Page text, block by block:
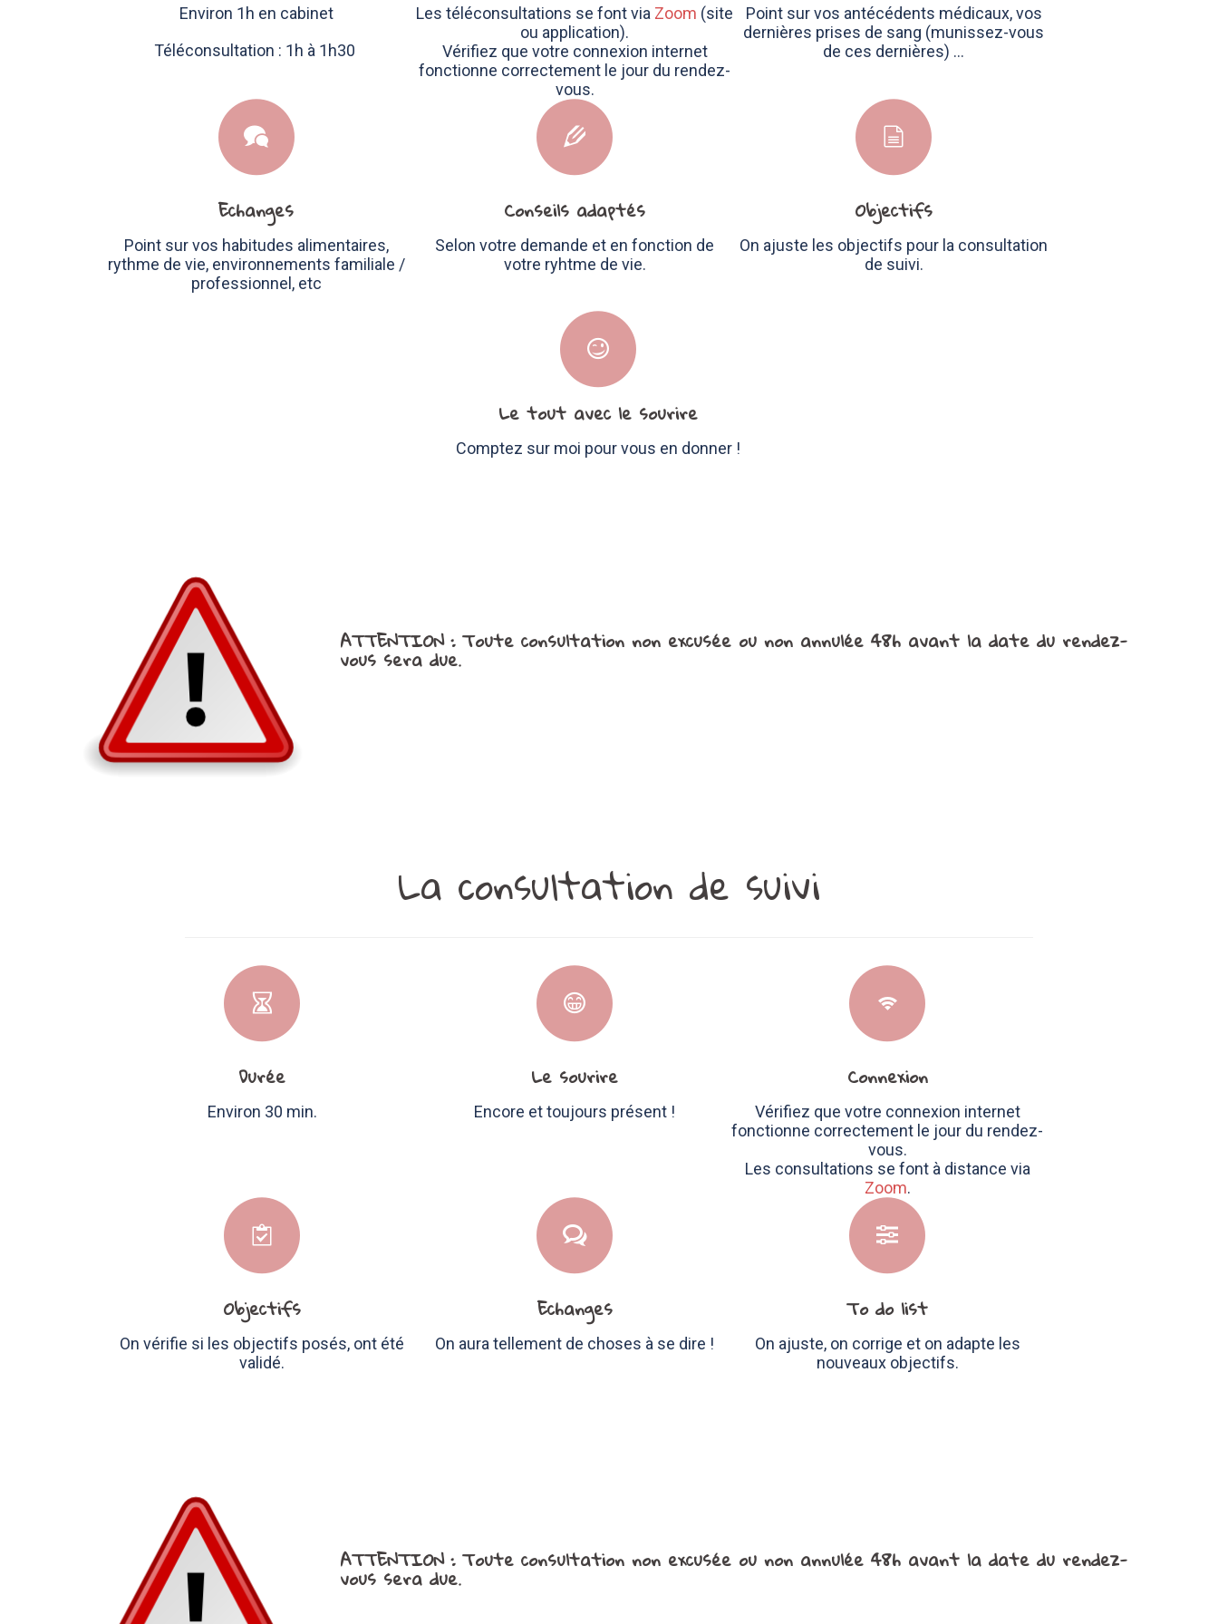
Environ 1h en cabinet
Téléconsultation : 1h à 1h30
Les téléconsultations se font via Zoom (site
ou application).
Vérifiez que votre connexion internet
fonctionne correctement le jour du rendez-
vous.
Point sur vos antécédents médicaux, vos
dernières prises de sang (munissez-vous
de ces dernières) …
Echanges
Point sur vos habitudes alimentaires,
rythme de vie, environnements familiale /
professionnel, etc
Conseils adaptés
Selon votre demande et en fonction de
votre ryhtme de vie.
Objectifs
On ajuste les objectifs pour la consultation
de suivi.
Le tout avec le sourire
Comptez sur moi pour vous en donner !
ATTENTION: Toute consultation non excusée ou non annulée 48h avant la date du rendez-
vous sera due.
La consultation de suivi
Durée
Environ 30 min.
Le sourire
Encore et toujours présent !
Connexion
Vérifiez que votre connexion internet
fonctionne correctement le jour du rendez-
vous.
Les consultations se font à distance via
Zoom.
Objectifs
On vérifie si les objectifs posés, ont été
validé.
Echanges
On aura tellement de choses à se dire !
To do list
On ajuste, on corrige et on adapte les
nouveaux objectifs.
ATTENTION: Toute consultation non excusée ou non annulée 48h avant la date du rendez-
vous sera due.